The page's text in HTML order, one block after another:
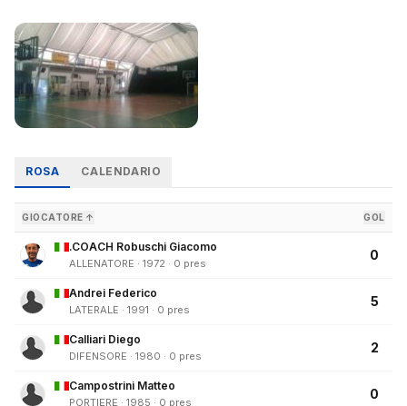
ROSA CALENDARIO
GIOCATORE ↑ GOL
.COACH Robuschi Giacomo
ALLENATORE · 1972 · 0 pres
0
Andrei Federico
LATERALE · 1991 · 0 pres
5
Calliari Diego
DIFENSORE · 1980 · 0 pres
2
Campostrini Matteo
PORTIERE · 1985 · 0 pres
0